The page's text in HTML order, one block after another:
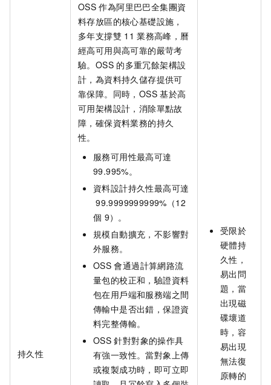
持久性
OSS 作為阿里巴巴全集團資
料存放區的核心基礎設施，
多年支撐雙 11 業務高峰，曆
經高可用與高可靠的嚴苛考
驗。OSS 的多重冗餘架構設
計，為資料持久儲存提供可
靠保障。同時，OSS 基於高
可用架構設計，消除單點故
障，確保資料業務的持久
性。
服務可用性最高可達
99.995%。
資料設計持久性最高可達
99.9999999999%（12
個 9）。
規模自動擴充，不影響對
外服務。
OSS 會通過計算網路流
量包的校正和，驗證資料
包在用戶端和服務端之間
傳輸中是否出錯，保證資
料完整傳輸。
OSS 針對對象的操作具
有強一致性。當對象上傳
或複製成功時，即可立即
受限於
硬體持
久性，
易出問
題，當
出現磁
碟壞道
時，容
易出現
無法復
原轉的